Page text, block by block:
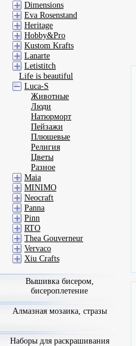
Dimensions
Eva Rosenstand
Heritage
Hobby&Pro
Kustom Krafts
Lanarte
Letistitch
Life is beautiful
Luca-S
Животные
Люди
Натюрморт
Пейзажи
Плюшевые
Религия
Цветы
Разное
Maia
MINIMO
Neocraft
Panna
Pinn
RTO
Thea Gouverneur
Vervaco
Xiu Crafts
Вышивка бисером,
бисероплетение
Алмазная мозаика, стразы
Наборы для раскрашивания